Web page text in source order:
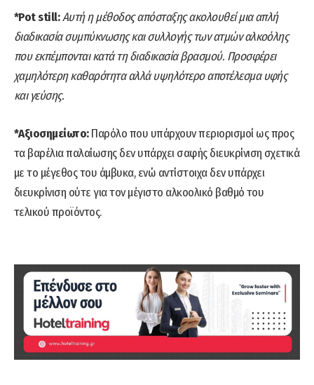
*Pot still:Αυτή η μέθοδος απόσταξης ακολουθεί μια απλή
διαδικασία συμπύκνωσης και συλλογής των ατμών αλκοόλης
που εκπέμπονται κατά τη διαδικασία βρασμού. Προσφέρει
χαμηλότερη καθαρότητα αλλά υψηλότερο αποτέλεσμα υφής
και γεύσης.
*Αξιοσημείωτο:Παρόλο που υπάρχουν περιορισμοί ως προς
τα βαρέλια παλαίωσης δεν υπάρχει σαφής διευκρίνιση σχετικά
με το μέγεθος του άμβυκα, ενώ αντίστοιχα δεν υπάρχει
διευκρίνιση ούτε για τον μέγιστο αλκοολικό βαθμό του
τελικού προϊόντος.